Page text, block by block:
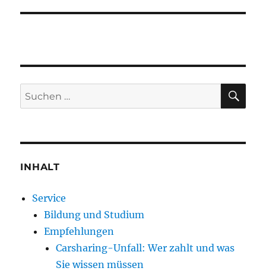
Suche
nach:
INHALT
Service
Bildung und Studium
Empfehlungen
Carsharing-Unfall: Wer zahlt und was
Sie wissen müssen